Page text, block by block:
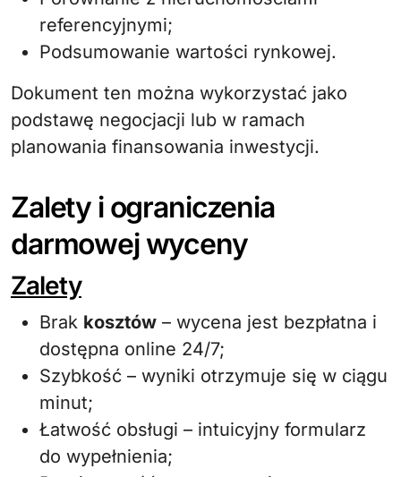
referencyjnymi;
Podsumowanie wartości rynkowej.
Dokument ten można wykorzystać jako
podstawę negocjacji lub w ramach
planowania finansowania inwestycji.
Zalety i ograniczenia
darmowej wyceny
Zalety
Brak kosztów – wycena jest bezpłatna i
dostępna online 24/7;
Szybkość – wyniki otrzymuje się w ciągu
minut;
Łatwość obsługi – intuicyjny formularz
do wypełnienia;